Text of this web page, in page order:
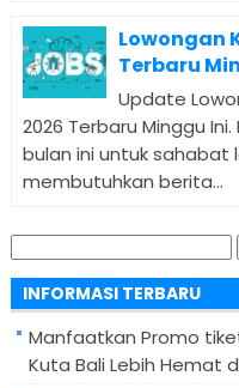
Lowongan
Terbaru
Update
2026 Terbaru Minggu
bulan ini untuk
membutuhkan berita...
Cari
untuk:
INFORMASI TERBARU
Manfaatkan Promo
Kuta Bali Lebih Hemat